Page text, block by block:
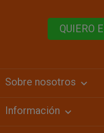
QUIERO
Sobre nosotros keyboard_arrow_down
Información 